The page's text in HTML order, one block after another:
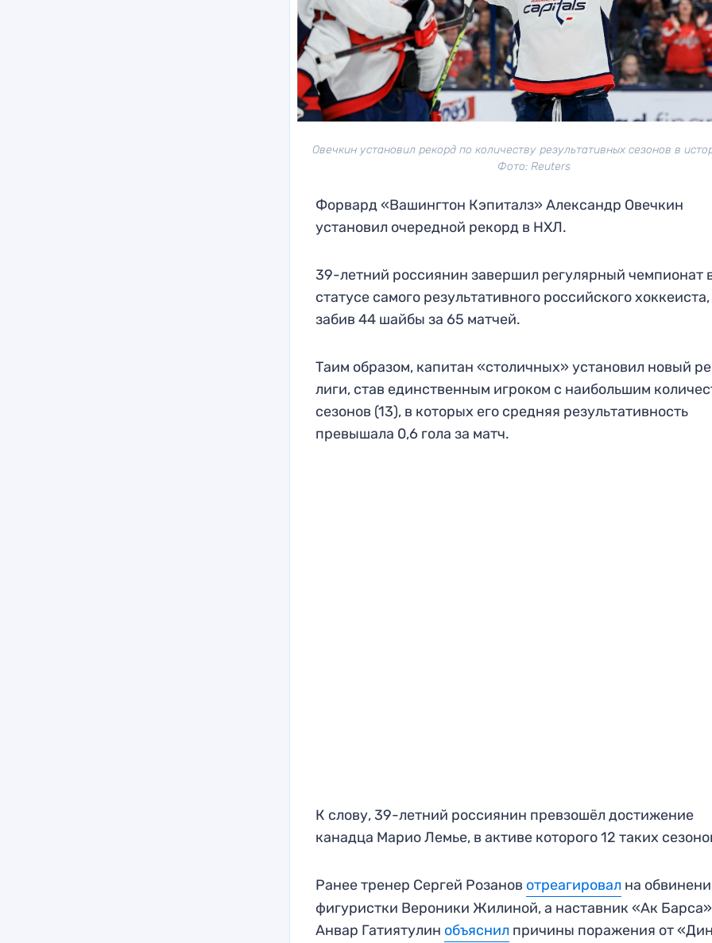
Овечкин установил рекорд по количеству результативных сезонов в
Фото: Reuters
Форвард «Вашингтон Кэпиталз» Александр Овечкин
установил очередной рекорд в НХЛ.
39-летний россиянин завершил регулярный чемпионат
статусе самого результативного российского хоккеиста,
забив 44 шайбы за 65 матчей.
Таим образом, капитан «столичных» установил новый
лиги, став единственным игроком с наибольшим
сезонов (13), в которых его средняя результативность
превышала 0,6 гола за матч.
К слову, 39-летний россиянин превзошёл достижение
канадца Марио Лемье, в активе которого 12 таких
Ранее тренер Сергей Розанов отреагировал на
фигуристки Вероники Жилиной, а наставник «Ак Барса»
Анвар Гатиятулин объяснил причины поражения от